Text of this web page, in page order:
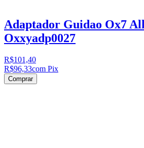
Adaptador Guidao Ox7
Oxxyadp0027
R$101,40
R$96,33com Pix
Comprar